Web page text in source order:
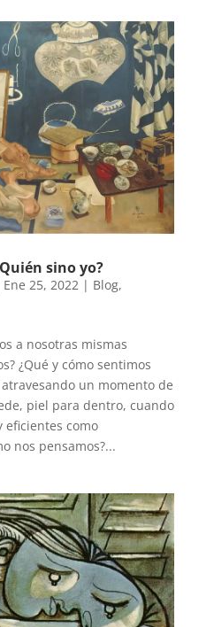
sino yo?
Ene 25, 2022| Blog,
a nosotras mismas
¿Qué y cómo sentimos
atravesando un momento de
piel para dentro, cuando
eficientes como
nos pensamos?...